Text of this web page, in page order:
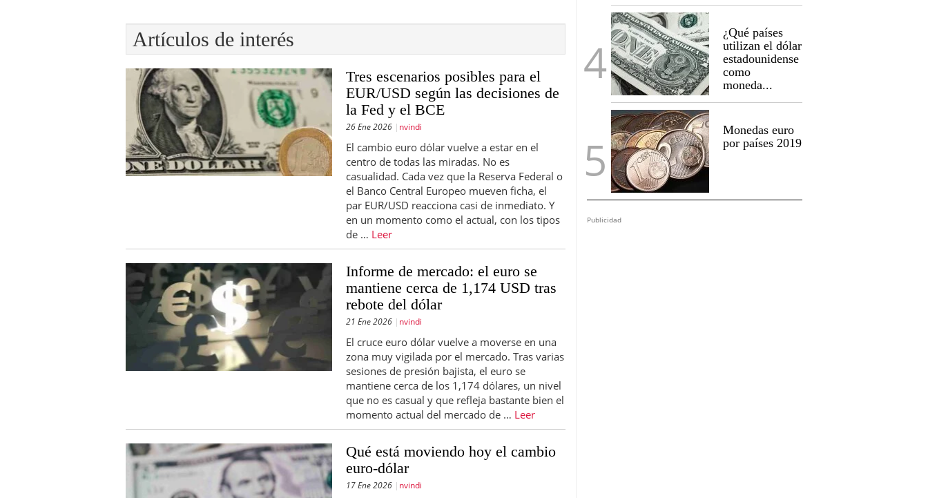
Artículos de interés
Tres escenarios posibles para el
EUR/USD según las decisiones de
la Fed y el BCE
26 Ene 2026 nvindi
El cambio euro dólar vuelve a estar en el
centro de todas las miradas. No es
casualidad. Cada vez que la Reserva Federal o
el Banco Central Europeo mueven ficha, el
par EUR/USD reacciona casi de inmediato. Y
en un momento como el actual, con los tipos
de … Leer
Informe de mercado: el euro se
mantiene cerca de 1,174 USD tras
rebote del dólar
21 Ene 2026 nvindi
El cruce euro dólar vuelve a moverse en una
zona muy vigilada por el mercado. Tras varias
sesiones de presión bajista, el euro se
mantiene cerca de los 1,174 dólares, un nivel
que no es casual y que refleja bastante bien el
momento actual del mercado de … Leer
Qué está moviendo hoy el cambio
euro-dólar
17 Ene 2026 nvindi
¿Qué países
utilizan el dólar
estadounidense
como
moneda...
Monedas euro
por países 2019
Publicidad